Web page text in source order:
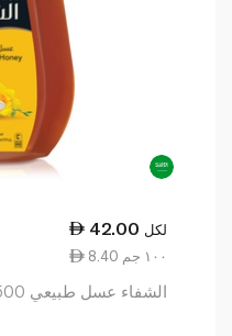
42.00 لكل
8.40 ١٠٠ جم
الشفاء عسل طبيعي 500 غرام